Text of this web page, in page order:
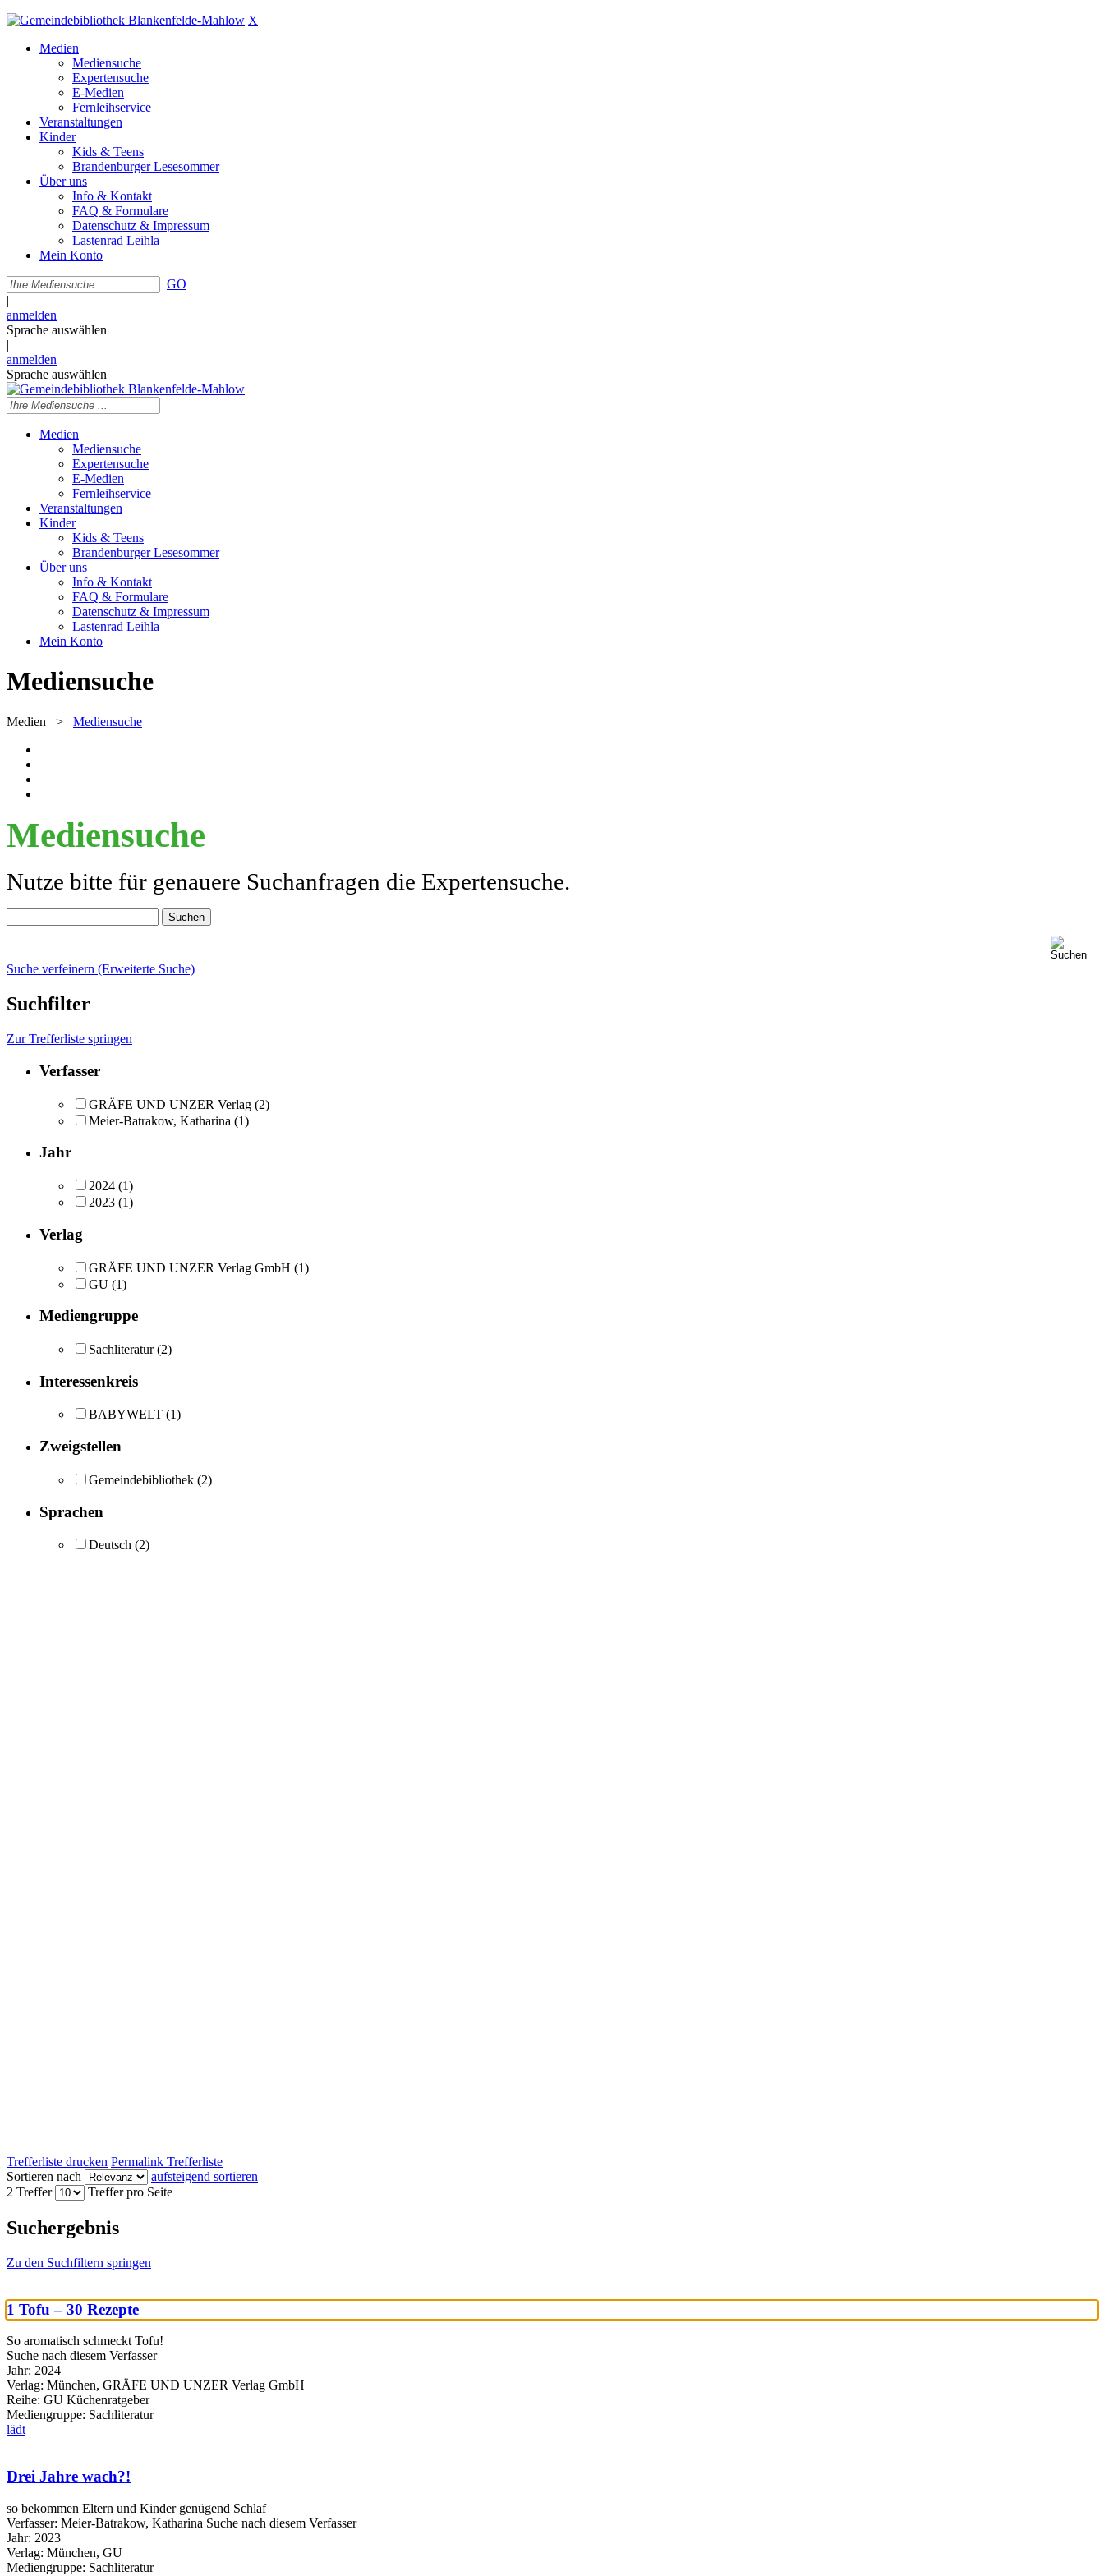
X
Medien
Mediensuche
Expertensuche
E-Medien
Fernleihservice
Veranstaltungen
Kinder
Kids & Teens
Brandenburger Lesesommer
Über uns
Info & Kontakt
FAQ & Formulare
Datenschutz & Impressum
Lastenrad Leihla
Mein Konto
GO
|
anmelden
Sprache auswählen
|
anmelden
Sprache auswählen
Medien
Mediensuche
Expertensuche
E-Medien
Fernleihservice
Veranstaltungen
Kinder
Kids & Teens
Brandenburger Lesesommer
Über uns
Info & Kontakt
FAQ & Formulare
Datenschutz & Impressum
Lastenrad Leihla
Mein Konto
Mediensuche
Medien > Mediensuche
Mediensuche
Nutze bitte für genauere Suchanfragen die Expertensuche.
Suche verfeinern (Erweiterte Suche)
Suchfilter
Zur Trefferliste springen
Verfasser
GRÄFE UND UNZER Verlag (2)
Meier-Batrakow, Katharina (1)
Jahr
2024 (1)
2023 (1)
Verlag
GRÄFE UND UNZER Verlag GmbH (1)
GU (1)
Mediengruppe
Sachliteratur (2)
Interessenkreis
BABYWELT (1)
Zweigstellen
Gemeindebibliothek (2)
Sprachen
Deutsch (2)
Trefferliste drucken Permalink Trefferliste
Sortieren nach
aufsteigend sortieren
2 Treffer
Treffer pro Seite
Suchergebnis
Zu den Suchfiltern springen
1 Tofu – 30 Rezepte
So aromatisch schmeckt Tofu!
Suche nach diesem Verfasser
Jahr: 2024
Verlag: München, GRÄFE UND UNZER Verlag GmbH
Reihe: GU Küchenratgeber
Mediengruppe: Sachliteratur
lädt
Drei Jahre wach?!
so bekommen Eltern und Kinder genügend Schlaf
Verfasser: Meier-Batrakow, Katharina Suche nach diesem Verfasser
Jahr: 2023
Verlag: München, GU
Mediengruppe: Sachliteratur